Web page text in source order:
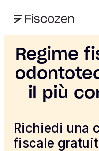
Regime
il più
Richiedi una
fiscale